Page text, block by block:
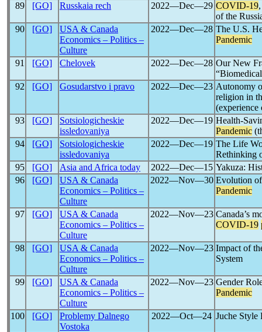
89
[GO] Russkaia rech 2022―Dec―29 COVID-19
of the
90
[GO]
USA & Canada
Economics – Politics –
Culture
2022―Dec―28 The U.S.
Pandemic
91 [GO] Chelovek 2022―Dec―28 Our New
92
[GO] Gosudarstvo i pravo 2022―Dec―23 Autonomy
religion in
(experience
93
[GO]
Sotsiologicheskie
issledovaniya
2022―Dec―19 Health-
Pandemic
94
[GO]
Sotsiologicheskie
issledovaniya
2022―Dec―19 The Life
Rethinking
95
[GO] Asia and Africa today 2022―Dec―15 Yakuza:
96
[GO]
USA & Canada
Economics – Politics –
Culture
2022―Nov―30 Evolution
Pandemic
97 [GO]
USA & Canada
Economics – Politics –
Culture
2022―Nov―23 Canada’s
COVID-19
98 [GO]
USA & Canada
Economics – Politics –
Culture
2022―Nov―23 Impact of
System
99 [GO]
USA & Canada
Economics – Politics –
Culture
2022―Nov―23 Gender
Pandemic
100 [GO]
Problemy Dalnego
Vostoka
2022―Oct―24 Juche